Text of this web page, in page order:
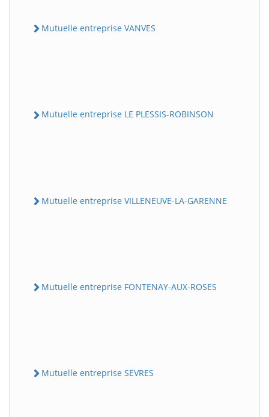
Mutuelle entreprise VANVES
Mutuelle entreprise LE PLESSIS-ROBINSON
Mutuelle entreprise VILLENEUVE-LA-GARENNE
Mutuelle entreprise FONTENAY-AUX-ROSES
Mutuelle entreprise SEVRES